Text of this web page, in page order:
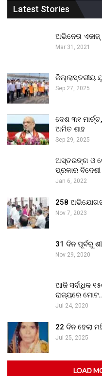
Latest Stories
ଅଭିନେତା
Mar 31, 2021
ଜିଲ୍ଲାସ୍ତରୀୟ
Sep 27, 2025
ଦେଶ ୩୧
ଅମିତ ଶାହ
Sep 29, 2025
ଅସ୍ତରଙ୍ଗ ଓ
ପ୍ରକାର
Jan 6, 2022
258
Nov 7, 2023
31 ଦିନ ପୂର୍ବରୁ
Nov 29, 2020
ଆଜି ସର୍ବାଧିକ
ରାଜ୍ୟରେ
Jul 24, 2020
22 ଦିନ ହେଲା
Jul 25, 2025
LOAD